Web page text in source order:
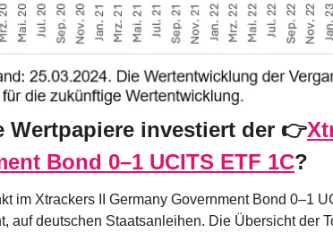
Wertpapiere investiert der 👉
Bond 0–1 UCITS ETF 1C?
im Xtrackers II Germany Government Bond 0–1
auf deutschen Staatsanleihen. Die Übersicht der